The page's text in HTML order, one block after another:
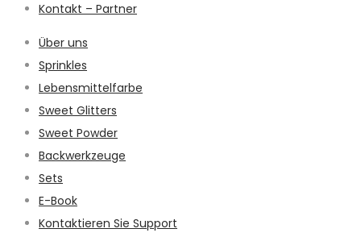
Kontakt – Partner
Über uns
Sprinkles
Lebensmittelfarbe
Sweet Glitters
Sweet Powder
Backwerkzeuge
Sets
E-Book
Kontaktieren Sie Support